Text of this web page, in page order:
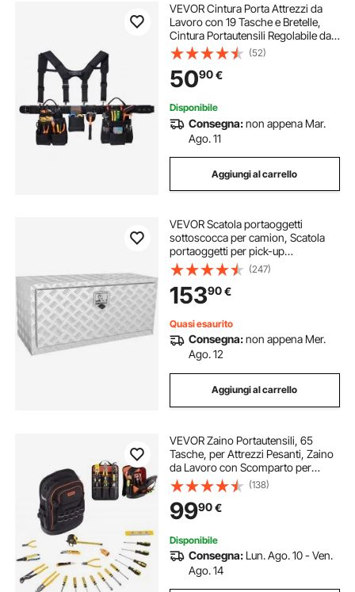
VEVOR Cintura Porta Attrezzi da
Lavoro con 19 Tasche e Bretelle,
Cintura Portautensili Regolabile da
80-131 cm, Supporto di
Sospensione Staccabile per
Elettricisti, Carpentieri, Edilizia
(52)
5090€
Disponibile
Consegna:non appena Mar.
Ago. 11
Aggiungi al carrello
VEVOR Scatola portaoggetti
sottoscocca per camion, Scatola
portaoggetti per pick-up
914×430×460 mm, Cassetta
portautensili in alluminio con
serratura e chiavi, Scatola
portaoggetti per rimorchio furgone
(247)
15390€
Quasi esaurito
Consegna:non appena Mer.
Ago. 12
Aggiungi al carrello
VEVOR Zaino Portautensili, 65
Tasche, per Attrezzi Pesanti, Zaino
da Lavoro con Scomparto per
Laptop e Base Sagomata, Borsa da
Cantiere per Elettricisti, Riparatori e
Tecnici HVAC Nero Arancione
(138)
9990€
Disponibile
Consegna: Lun. Ago. 10 - Ven.
Ago. 14